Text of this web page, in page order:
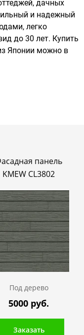
дачных
и надежный
легко
до 30 лет. Купить
Японии можно в
панель
KMEW CL3802
Под дерево
5000 руб.
Заказать